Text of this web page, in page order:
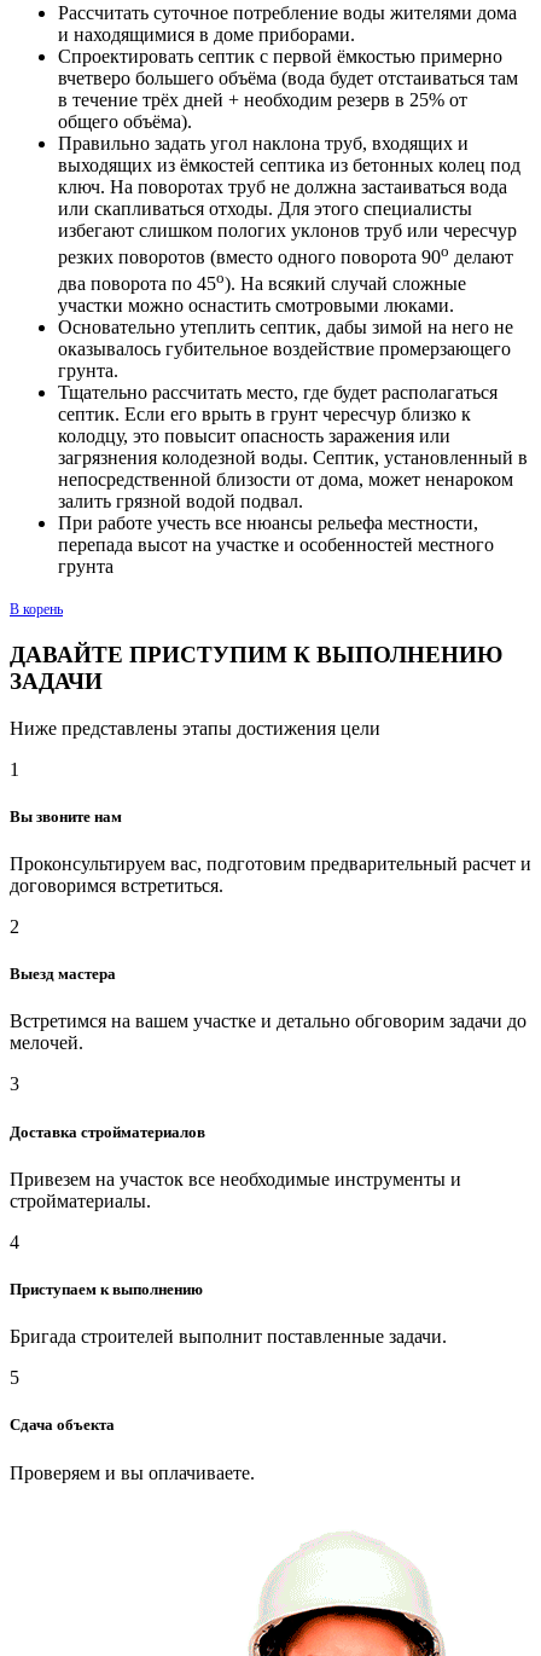
Рассчитать суточное потребление воды жителями дома
и находящимися в доме приборами.
Спроектировать септик с первой ёмкостью примерно
вчетверо большего объёма (вода будет отстаиваться там
в течение трёх дней + необходим резерв в 25% от
общего объёма).
Правильно задать угол наклона труб, входящих и
выходящих из ёмкостей септика из бетонных колец под
ключ. На поворотах труб не должна застаиваться вода
или скапливаться отходы. Для этого специалисты
избегают слишком пологих уклонов труб или чересчур
резких поворотов (вместо одного поворота 90о делают
два поворота по 45о). На всякий случай сложные
участки можно оснастить смотровыми люками.
Основательно утеплить септик, дабы зимой на него не
оказывалось губительное воздействие промерзающего
грунта.
Тщательно рассчитать место, где будет располагаться
септик. Если его врыть в грунт чересчур близко к
колодцу, это повысит опасность заражения или
загрязнения колодезной воды. Септик, установленный в
непосредственной близости от дома, может ненароком
залить грязной водой подвал.
При работе учесть все нюансы рельефа местности,
перепада высот на участке и особенностей местного
грунта
В корень
ДАВАЙТЕ ПРИСТУПИМ К ВЫПОЛНЕНИЮ
ЗАДАЧИ
Ниже представлены этапы достижения цели
1
Вы звоните нам
Проконсультируем вас, подготовим предварительный расчет и
договоримся встретиться.
2
Выезд мастера
Встретимся на вашем участке и детально обговорим задачи до
мелочей.
3
Доставка стройматериалов
Привезем на участок все необходимые инструменты и
стройматериалы.
4
Приступаем к выполнению
Бригада строителей выполнит поставленные задачи.
5
Сдача объекта
Проверяем и вы оплачиваете.